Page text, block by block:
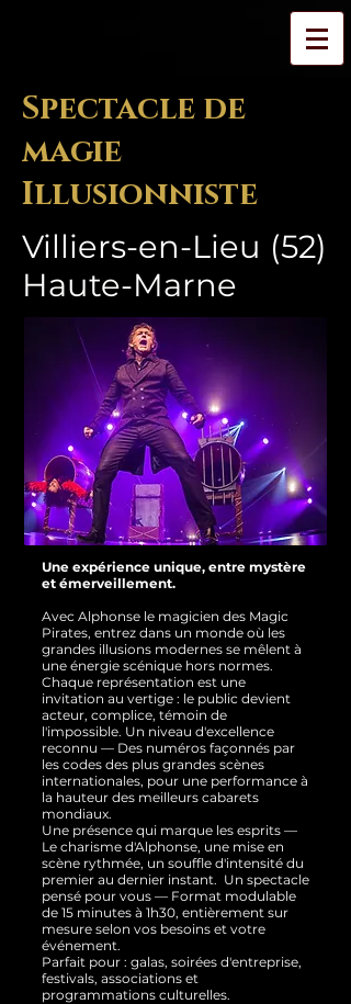
Spectacle de
magie
Illusionniste
Villiers-en-Lieu (52)
Haute-Marne
Une expérience unique, entre mystère
et émerveillement.
Avec Alphonse le magicien des Magic
Pirates, entrez dans un monde où les
grandes illusions modernes se mêlent à
une énergie scénique hors normes.
Chaque représentation est une
invitation au vertige : le public devient
acteur, complice, témoin de
l'impossible. Un niveau d'excellence
reconnu — Des numéros façonnés par
les codes des plus grandes scènes
internationales, pour une performance à
la hauteur des meilleurs cabarets
mondiaux.
Une présence qui marque les esprits —
Le charisme d'Alphonse, une mise en
scène rythmée, un souffle d'intensité du
premier au dernier instant. Un spectacle
pensé pour vous — Format modulable
de 15 minutes à 1h30, entièrement sur
mesure selon vos besoins et votre
événement.
Parfait pour : galas, soirées d'entreprise,
festivals, associations et
programmations culturelles.